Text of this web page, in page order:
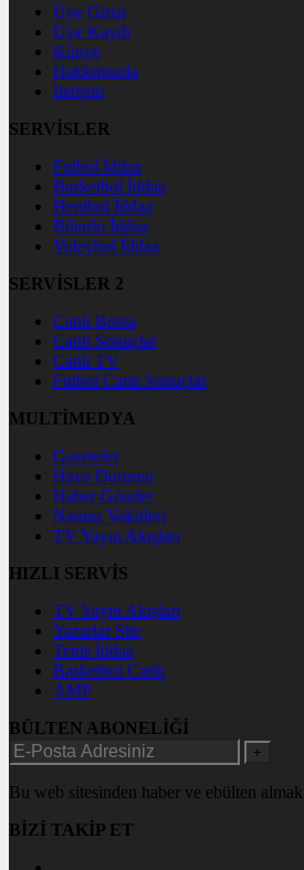
Üye Girişi
Üye Kaydı
Künye
Hakkımızda
İletişim
SERVİSLER
Futbol İddaa
Basketbol İddaa
Hentbol İddaa
Bilardo İddaa
Voleybol İddaa
SERVİSLER 2
Canlı Borsa
Canlı Sonuçlar
Canlı TV
Futbol Canlı Sonuçlar
MULTİMEDYA
Gazeteler
Hava Durumu
Haber Gönder
Namaz Vakitleri
TV Yayın Akışları
HIZLI SERVİS
TV Yayın Akışları
Yazarlar Site
Tenis İddaa
Basketbol Canlı
AMP
BÜLTEN ABONELİĞİ
+
Bu web sitesinden haber ve ebülten
BİZİ TAKİP ET